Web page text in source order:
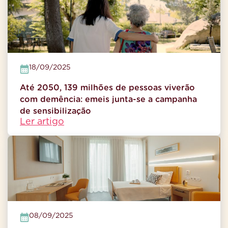
18/09/2025
Até 2050, 139 milhões de pessoas viverão
com demência: emeis junta-se a campanha
de sensibilização
Ler artigo
08/09/2025